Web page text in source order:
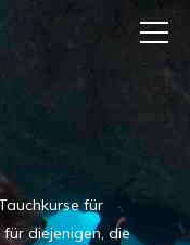
für
diejenigen, die